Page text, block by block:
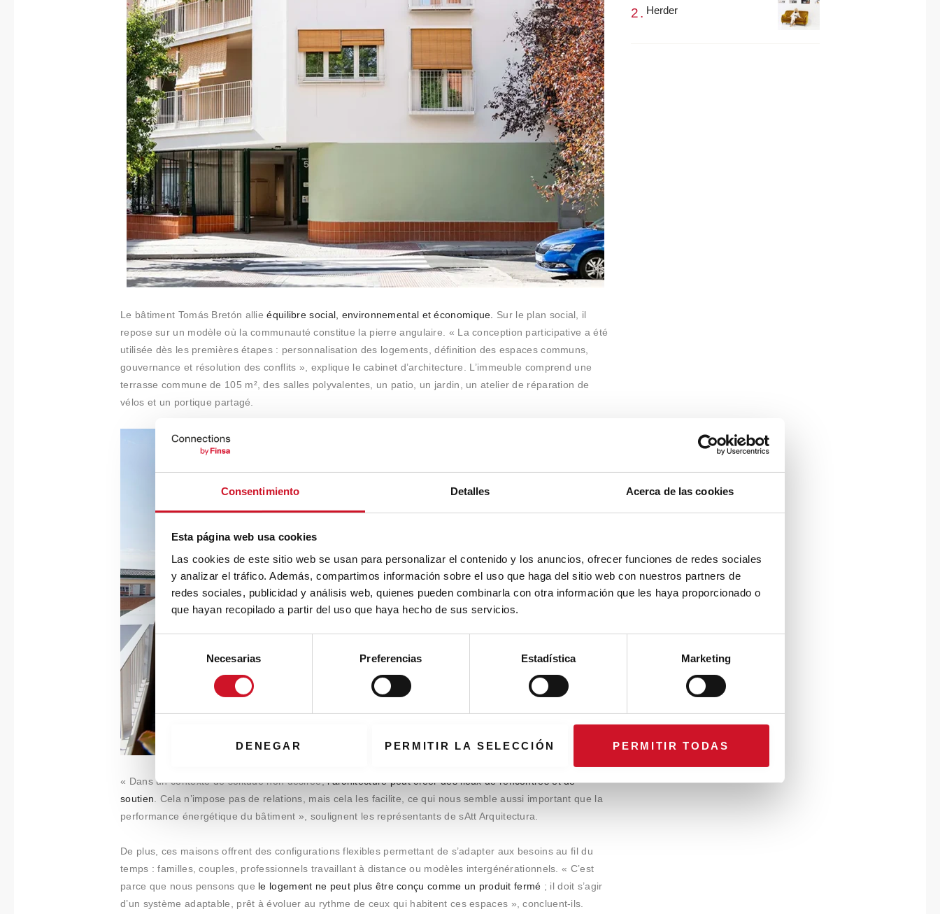
Consentimiento Detalles Acerca de las cookies
Esta página web usa cookies
Las cookies de este sitio web se usan para personalizar el contenido y los anuncios, ofrecer funciones de redes sociales
y analizar el tráfico. Además, compartimos información sobre el uso que haga del sitio web con nuestros partners de
redes sociales, publicidad y análisis web, quienes pueden combinarla con otra información que les haya proporcionado o
que hayan recopilado a partir del uso que haya hecho de sus servicios.
i
ó
n
e
n
Necesarias Preferencias Estadística Marketing
DENEGAR PERMITIR LA SELECCIÓN PERMITIR TODAS
Le bâtiment Tomás Bretón allieéquilibre social, environnemental et économique.
Sur le plan social, il
repose sur un modèle où la communauté constitue la pierre angulaire. « La conception participative a été
utilisée dès les premières étapes : personnalisation des logements, définition des espaces communs,
gouvernance et résolution des conflits », explique le cabinet d’architecture. L’immeuble comprend une
terrasse commune de 105 m², des salles polyvalentes, un patio, un jardin, un atelier de réparation de
vélos et un portique partagé.
« Dans un contexte de solitude non désirée,l’architecture peut créer des lieux de rencontres et de
soutien . Cela n’impose pas de relations, mais cela les facilite, ce qui nous semble aussi important que la
performance énergétique du bâtiment », soulignent les représentants de sAtt Arquitectura.
De plus, ces maisons offrent des configurations flexibles permettant de s’adapter aux besoins au fil du
temps : familles, couples, professionnels travaillant à distance ou modèles intergénérationnels. « C’est
parce que nous pensons que le logement ne peut plus être conçu comme un produit fermé ; il doit s’agir
d’un système adaptable, prêt à évoluer au rythme de ceux qui habitent ces espaces », concluent-ils.
Herder